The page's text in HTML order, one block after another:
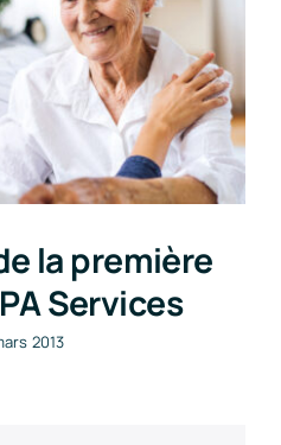
la première
Services
2013